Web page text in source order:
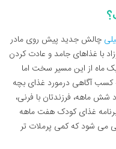
چالش جدید پیش روی مادر
با غذاهای جامد و عادت کردن
ماه از این مسیر سخت اما
آگاهی درمورد غذای بچه
ماهه، فرزندتان با فرنی،
غذای کودک هفت ماهه
می شود که کمی پرملات تر